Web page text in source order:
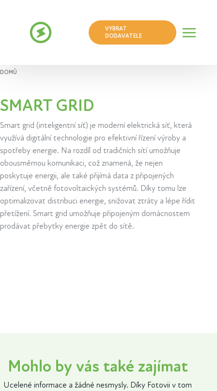
VYBRAT
DODAVATELE
DOMŮ
SMART GRID
Smart grid (inteligentní síť) je moderní elektrická síť, která
využívá digitální technologie pro efektivní řízení výroby a
spotřeby energie. Na rozdíl od tradičních sítí umožňuje
obousměrnou komunikaci, což znamená, že nejen
poskytuje energii, ale také přijímá data z připojených
zařízení, včetně fotovoltaických systémů. Díky tomu lze
optimalizovat distribuci energie, snižovat ztráty a lépe řídit
přetížení. Smart grid umožňuje připojeným domácnostem
prodávat přebytky energie zpět do sítě.
Mohlo by vás také zajímat
Ucelené informace a žádné nesmysly. Díky Fotovii v tom